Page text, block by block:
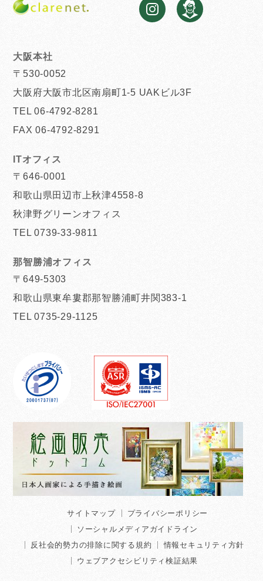
大阪本社
〒530-0052
大阪府大阪市北区南扇町1-5 UAKビル3F
TEL 06-4792-8281
FAX 06-4792-8291
ITオフィス
〒646-0001
和歌山県田辺市上秋津4558-8
秋津野グリーンオフィス
TEL 0739-33-9811
那智勝浦オフィス
〒649-5303
和歌山県東牟婁郡那智勝浦町井関383-1
TEL 0735-29-1125
サイトマップ
プライバシーポリシー
ソーシャルメディアガイドライン
反社会的勢力の排除に関する規約
情報セキュリティ方針
ウェブアクセシビリティ検証結果